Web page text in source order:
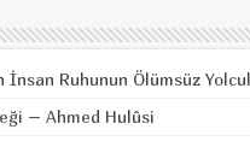
İnsan Ruhunun Ölümsüz
– Ahmed Hulûsi